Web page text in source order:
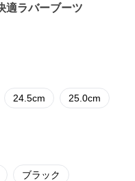
適ラバーブーツ
24.5cm 25.0cm
ブラック